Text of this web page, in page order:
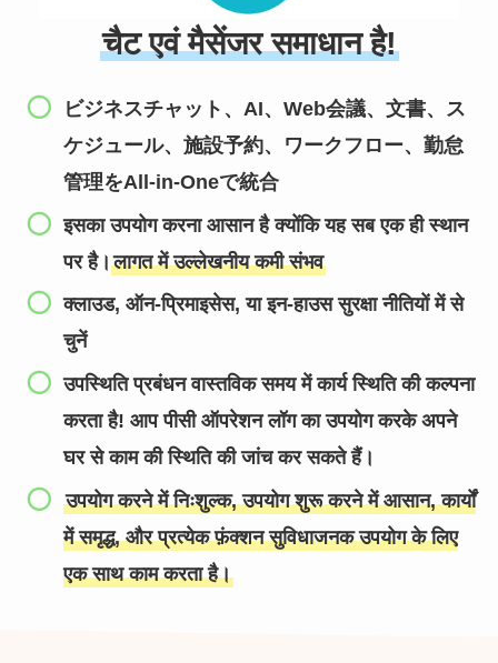
चैट एवं मैसेंजर समाधान है!
ビジネスチャット、AI、Web会議、文書、ス
ケジュール、施設予約、ワークフロー、勤怠
管理をAll-in-Oneで統合
इसका उपयोग करना आसान है क्योंकि यह सब एक ही स्थान
पर है।लागत में उल्लेखनीय कमी संभव
क्लाउड, ऑन-प्रिमाइसेस, या इन-हाउस सुरक्षा नीतियों में से
चुनें
उपस्थिति प्रबंधन वास्तविक समय में कार्य स्थिति की कल्पना
करता है! आप पीसी ऑपरेशन लॉग का उपयोग करके अपने
घर से काम की स्थिति की जांच कर सकते हैं।
उपयोग करने में निःशुल्क, उपयोग शुरू करने में आसान, कार्यों
में समृद्ध, और प्रत्येक फ़ंक्शन सुविधाजनक उपयोग के लिए
एक साथ काम करता है।